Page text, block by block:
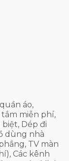
áo,
miễn phí,
biệt, Dép đi
dùng nhà
TV màn
Các kênh